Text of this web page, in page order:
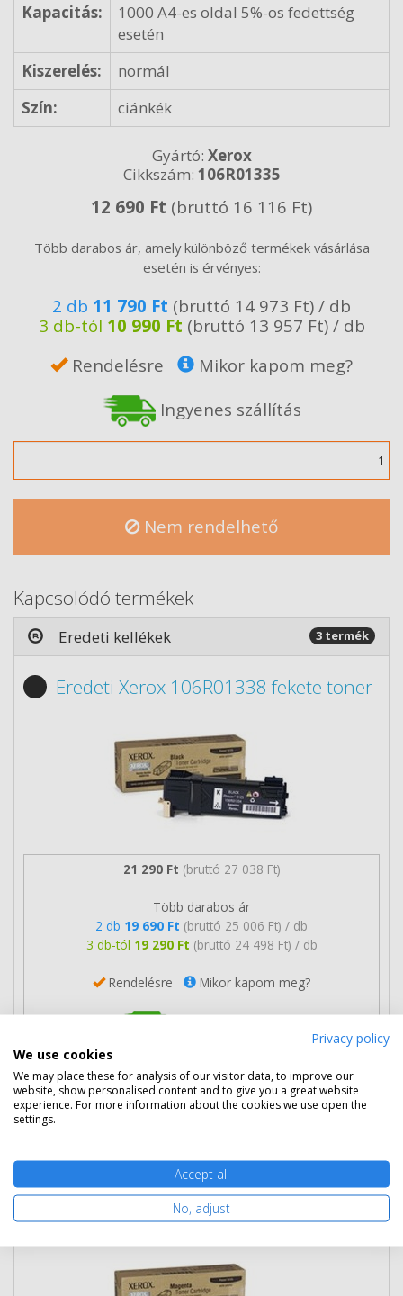
Kapacitás:
1000 A4-es oldal 5%-os fedettség
esetén
Kiszerelés:
normál
Szín:
ciánkék
Gyártó: Xerox
Cikkszám: 106R01335
12 690 Ft (bruttó 16 116 Ft)
Több darabos ár, amely különböző termékek vásárlása
esetén is érvényes:
2 db 11 790 Ft (bruttó 14 973 Ft) / db
3 db-tól 10 990 Ft (bruttó 13 957 Ft) / db
Rendelésre
Mikor kapom meg?
Ingyenes szállítás
Nem rendelhető
Kapcsolódó termékek
Eredeti kellékek 3 termék
Eredeti Xerox 106R01338 fekete toner
21 290 Ft (bruttó 27 038 Ft)
Több darabos ár
2 db 19 690 Ft (bruttó 25 006 Ft) / db
3 db-tól 19 290 Ft (bruttó 24 498 Ft) / db
Rendelésre Mikor kapom meg?
Eredeti Xerox 106R01336 magenta
toner
Privacy policy
We use cookies
We may place these for analysis of our visitor data, to improve our
website, show personalised content and to give you a great website
experience. For more information about the cookies we use open the
settings.
Accept all
No, adjust